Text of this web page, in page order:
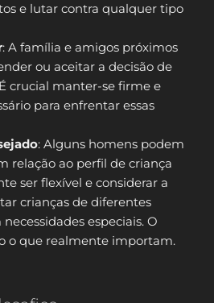
e lutar contra qualquer tipo
: A família e amigos próximos
ou aceitar a decisão de
crucial manter-se firme e
para enfrentar essas
: Alguns homens podem
relação ao perfil de criança
ser flexível e considerar a
crianças de diferentes
especiais. O
o que realmente importam.